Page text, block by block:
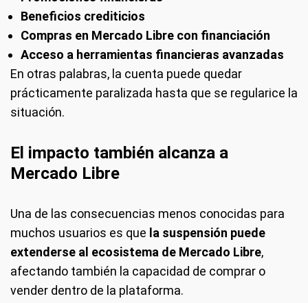
Beneficios crediticios
Compras en Mercado Libre con financiación
Acceso a herramientas financieras avanzadas
En otras palabras, la cuenta puede quedar
prácticamente paralizada hasta que se regularice la
situación.
El impacto también alcanza a
Mercado Libre
Una de las consecuencias menos conocidas para
muchos usuarios es que la suspensión puede
extenderse al ecosistema de Mercado Libre,
afectando también la capacidad de comprar o
vender dentro de la plataforma.